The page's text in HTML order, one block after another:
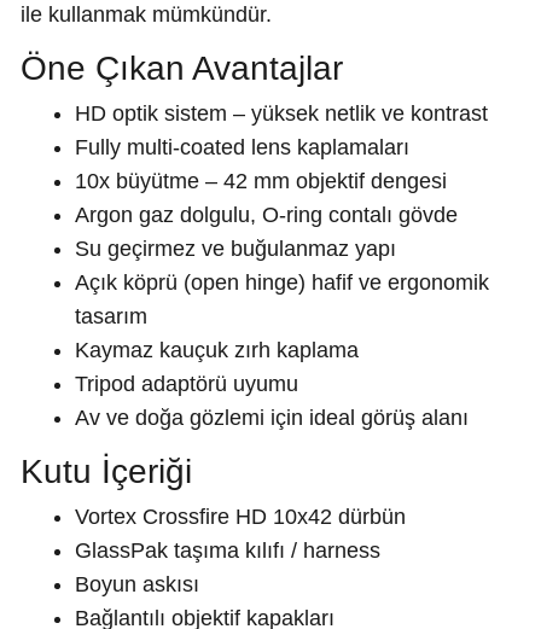
ile kullanmak mümkündür.
Öne Çıkan Avantajlar
HD optik sistem – yüksek netlik ve kontrast
Fully multi-coated lens kaplamaları
10x büyütme – 42 mm objektif dengesi
Argon gaz dolgulu, O-ring contalı gövde
Su geçirmez ve buğulanmaz yapı
Açık köprü (open hinge) hafif ve ergonomik
tasarım
Kaymaz kauçuk zırh kaplama
Tripod adaptörü uyumu
Av ve doğa gözlemi için ideal görüş alanı
Kutu İçeriği
Vortex Crossfire HD 10x42 dürbün
GlassPak taşıma kılıfı / harness
Boyun askısı
Bağlantılı objektif kapakları